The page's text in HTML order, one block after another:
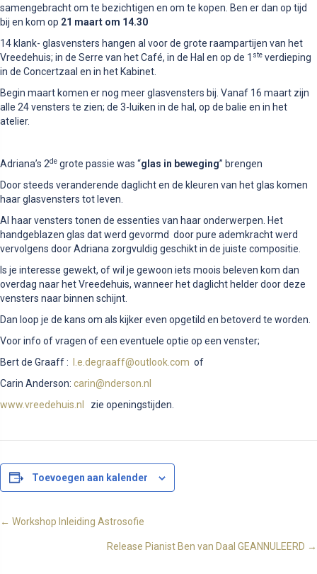
samengebracht om te bezichtigen en om te kopen. Ben er dan op tijd
bij en kom op 21 maart om 14.30
14 klank- glasvensters hangen al voor de grote raampartijen van het
Vreedehuis; in de Serre van het Café, in de Hal en op de 1 ste verdieping
in de Concertzaal en in het Kabinet.
Begin maart komen er nog meer glasvensters bij. Vanaf 16 maart zijn
alle 24 vensters te zien; de 3-luiken in de hal, op de balie en in het
atelier.
Adriana’s 2de grote passie was “glas in beweging” brengen
Door steeds veranderende daglicht en de kleuren van het glas komen
haar glasvensters tot leven.
Al haar vensters tonen de essenties van haar onderwerpen. Het
handgeblazen glas dat werd gevormd door pure ademkracht werd
vervolgens door Adriana zorgvuldig geschikt in de juiste compositie.
Is je interesse gewekt, of wil je gewoon iets moois beleven kom dan
overdag naar het Vreedehuis, wanneer het daglicht helder door deze
vensters naar binnen schijnt.
Dan loop je de kans om als kijker even opgetild en betoverd te worden.
Voor info of vragen of een eventuele optie op een venster;
Bert de Graaff :
l.e.degraaff@outlook.com of
Carin Anderson: carin@nderson.nl
www.vreedehuis.nl
zie openingstijden.
Toevoegen aan kalender
Posts
← Workshop Inleiding Astrosofie
Release Pianist Ben van Daal GEANNULEERD →